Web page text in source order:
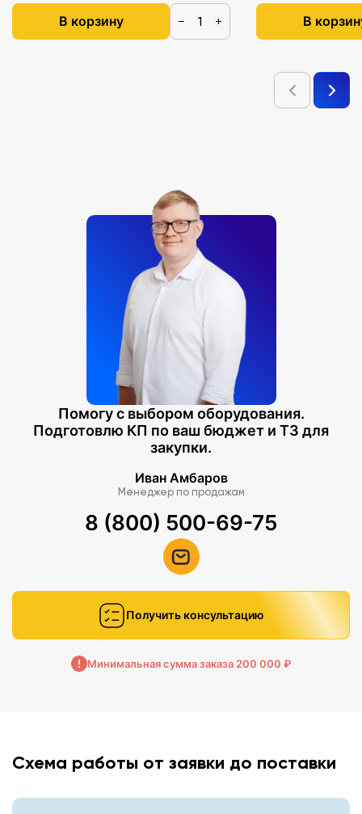
В корзину − + В
Помогу с выбором оборудования.
Подготовлю КП по ваш бюджет и ТЗ для
закупки.
Иван Амбаров
Менеджер по продажам
8 (800) 500-69-75
Получить консультацию
Минимальная сумма заказа 200 000 ₽
Схема работы от заявки до поставки